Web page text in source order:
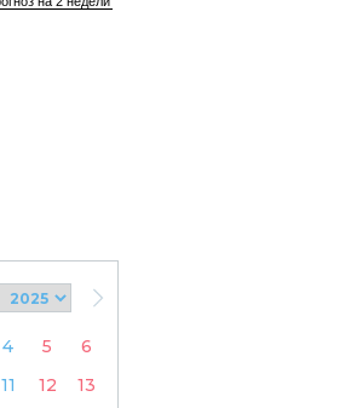
4 5
6
11 12
13